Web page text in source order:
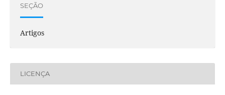
SEÇÃO
Artigos
LICENÇA